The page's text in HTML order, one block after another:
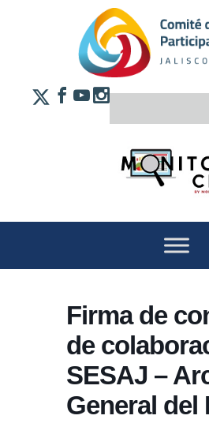
Firma de
de
SESAJ –
General del